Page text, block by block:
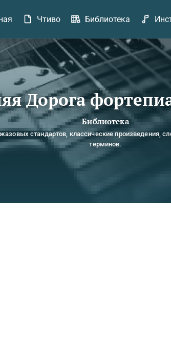
Чтиво Библиотека
Дорога
Библиотека
стандартов, классические произведения,
терминов.